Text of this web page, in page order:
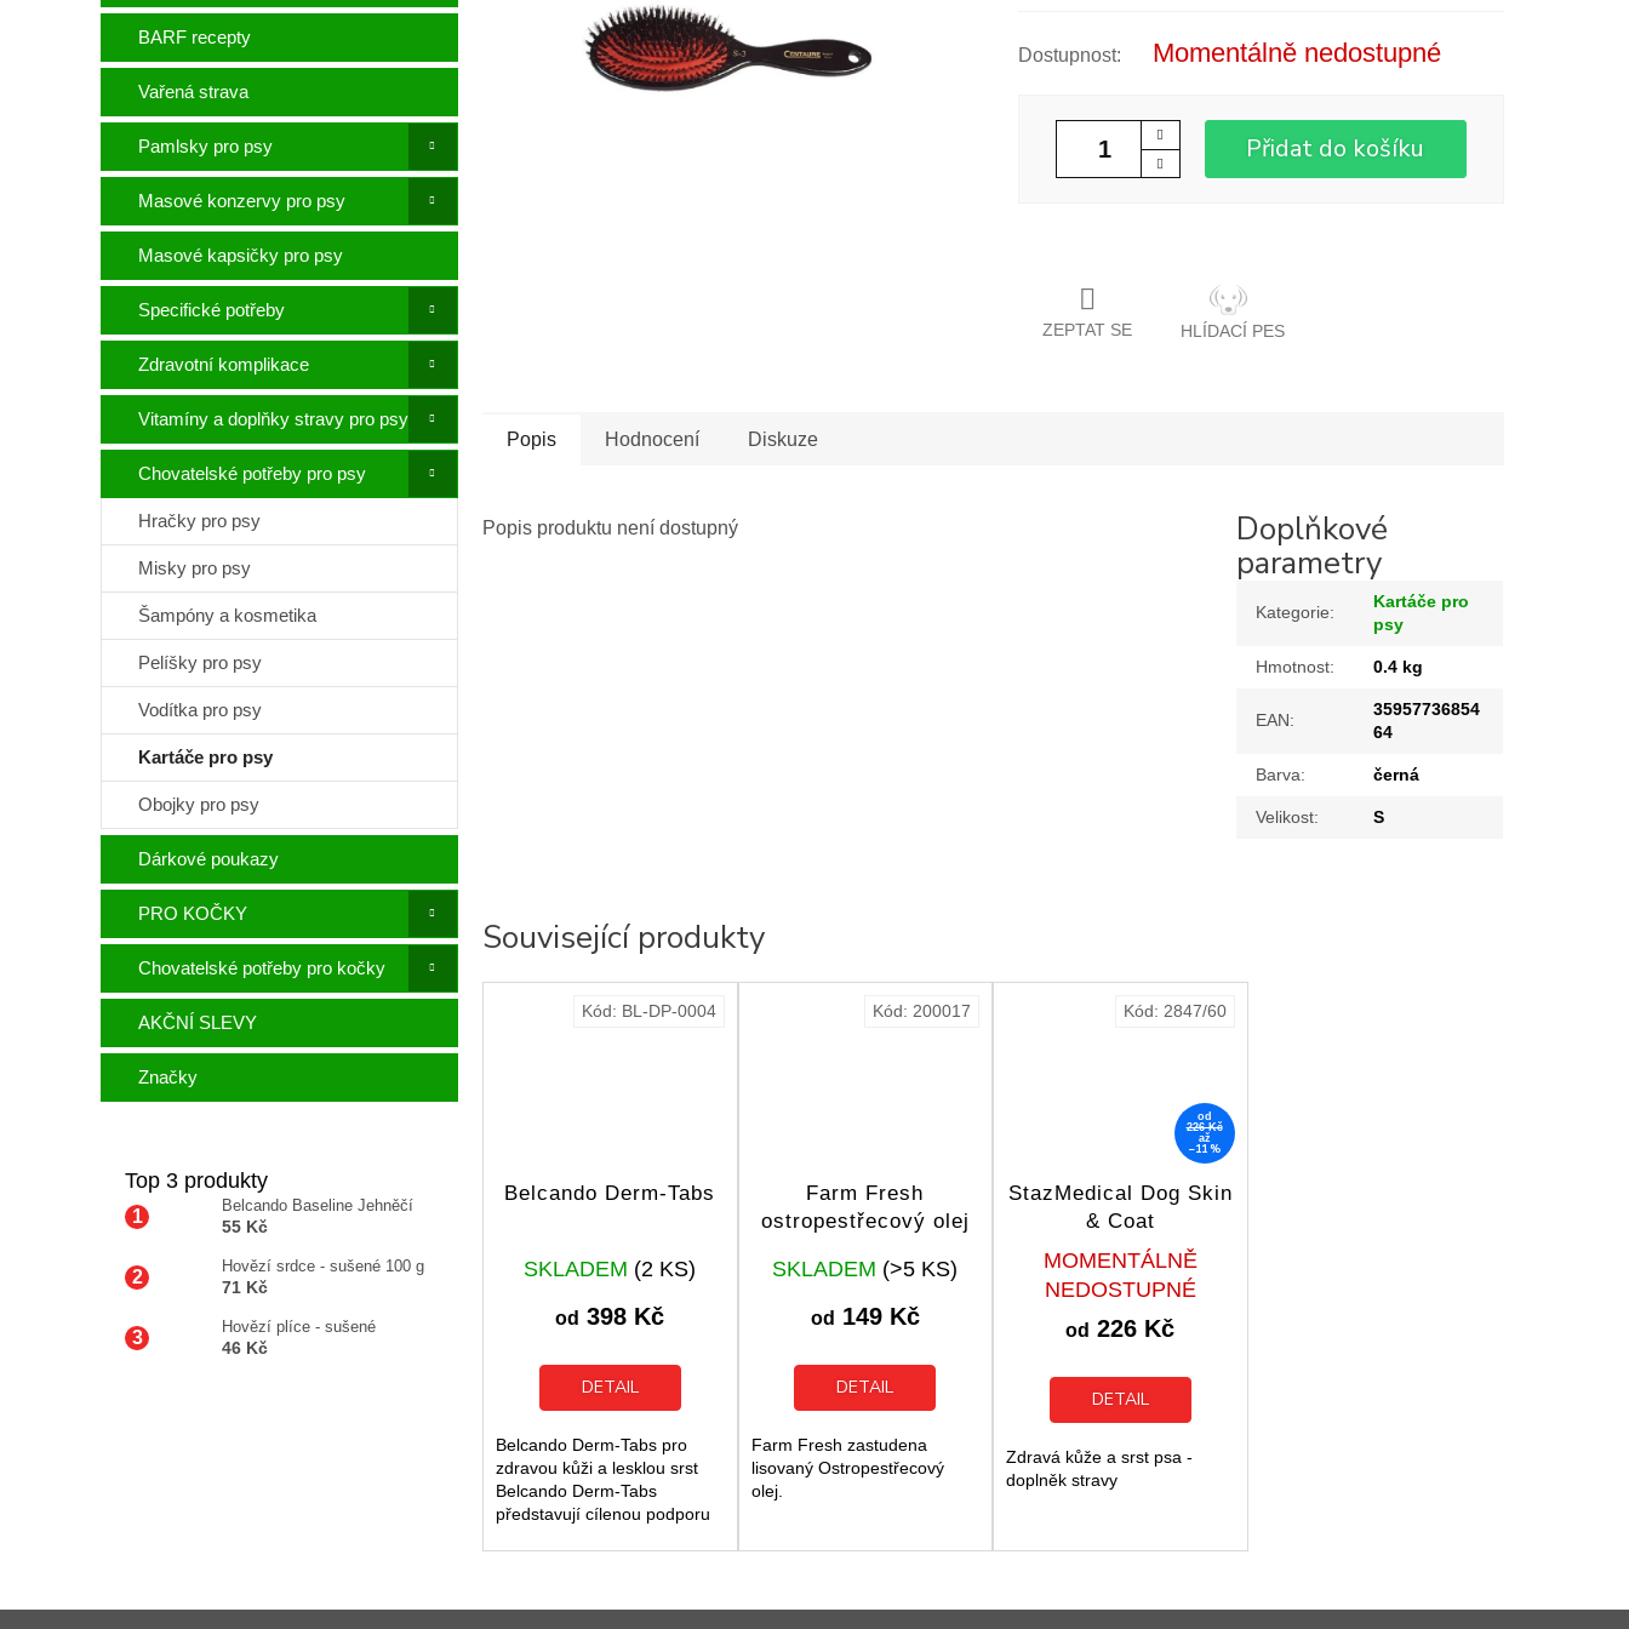
n
l
BARF recepty
Vařená strava
Pamlsky pro psy
Masové konzervy pro psy
Masové kapsičky pro psy
Specifické potřeby
Zdravotní komplikace
Vitamíny a doplňky stravy pro psy
Chovatelské potřeby pro psy
Hračky pro psy
Misky pro psy
Šampóny a kosmetika
Pelíšky pro psy
Vodítka pro psy
Kartáče pro psy
Obojky pro psy
Dárkové poukazy
PRO KOČKY
Chovatelské potřeby pro kočky
AKČNÍ SLEVY
Značky
Top 3 produkty
Belcando Baseline Jehněčí
55 Kč
Hovězí srdce - sušené 100 g
71 Kč
Hovězí plíce - sušené
46 Kč
Momentálně nedostupné
Přidat do košíku
ZEPTAT SE HLÍDACÍ PES
Související produkty
Belcando Derm-Tabs
hodnocení
je
z
5
hvězdiček.
SKLADEM (2 KS)
od 398 Kč
DETAIL
Belcando Derm-Tabs pro
zdravou kůži a lesklou srst
Belcando Derm-Tabs
představují cílenou podporu
Kód: BL-DP-0004
Farm Fresh
ostropestřecový olej
hodnocení
je
z
5
hvězdiček.
SKLADEM (>5 KS)
od 149 Kč
DETAIL
Farm Fresh zastudena
lisovaný Ostropestřecový
olej.
Kód: 200017
od
226 Kč
až
–11 %
StazMedical Dog Skin
& Coat
Průměrné
hodnocení
produktu
je
5
hvězdiček.
MOMENTÁLNĚ
NEDOSTUPNÉ
od 226 Kč
DETAIL
Zdravá kůže a srst psa -
doplněk stravy
Kód: 2847/60
Popis Hodnocení Diskuze
Popis produktu není dostupný
Doplňkové
parametry
Kategorie:
Kartáče pro
psy
Hmotnost: 0.4 kg
EAN:
35957736854
64
Barva: černá
Velikost: S
Z